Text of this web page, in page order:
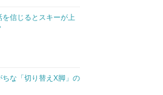
を信じるとスキーが上
ちな「切り替えX脚」の